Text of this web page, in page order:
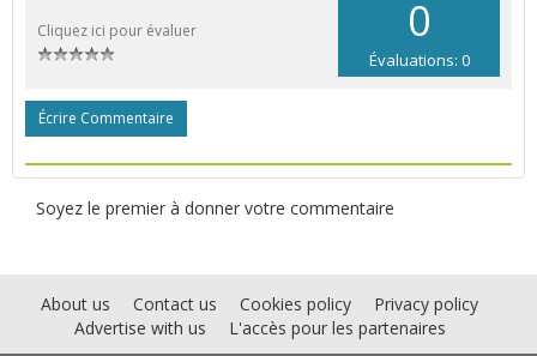
0
Évaluations: 0
Cliquez ici pour évaluer
Écrire Commentaire
Soyez le premier à donner votre commentaire
About us Contact us Cookies policy
Privacy policy
Advertise with us
L'accès pour les partenaires